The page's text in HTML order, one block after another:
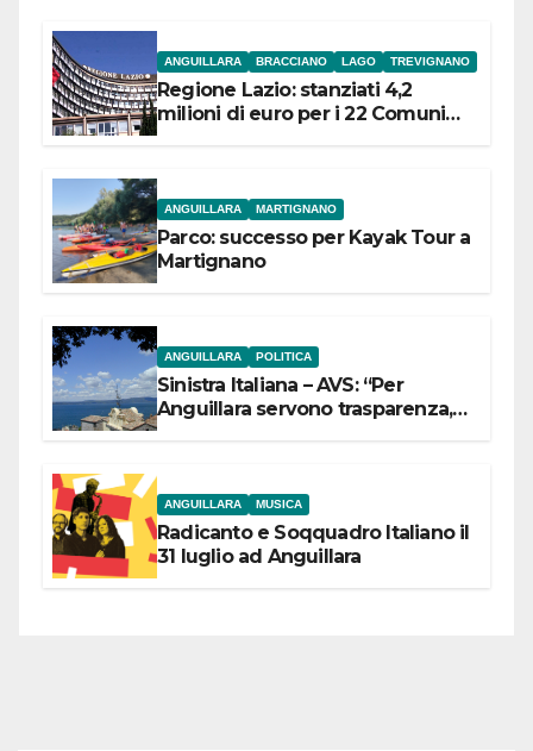
ANGUILLARA BRACCIANO LAGO TREVIGNANO
Regione Lazio: stanziati 4,2
milioni di euro per i 22 Comuni
ANGUILLARA MARTIGNANO
Parco: successo per Kayak Tour a
Martignano
ANGUILLARA POLITICA
Sinistra Italiana – AVS: “Per
Anguillara servono trasparenza,
ANGUILLARA MUSICA
Radicanto e Soqquadro Italiano il
31 luglio ad Anguillara